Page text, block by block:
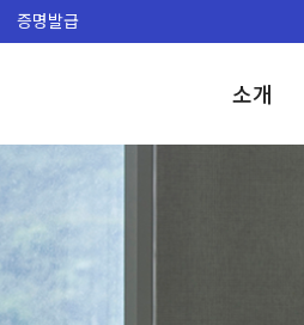
증명발급
소개